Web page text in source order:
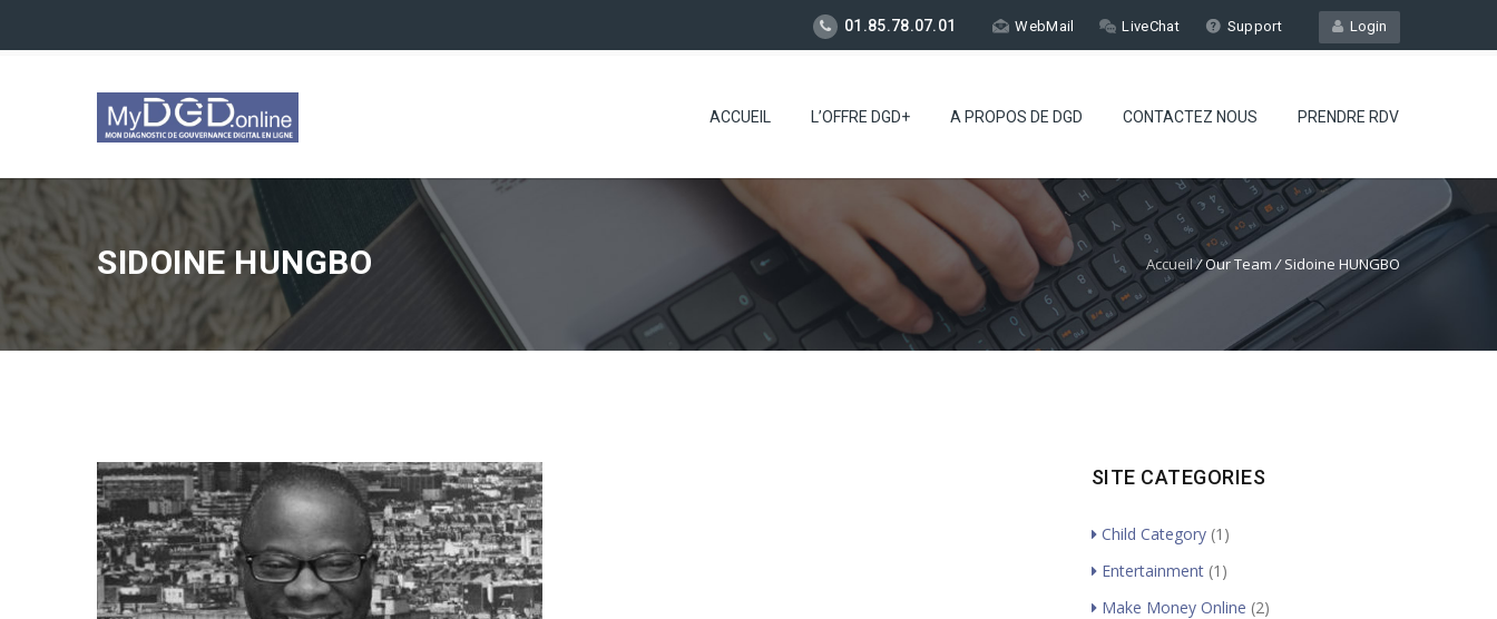
Login
01.85.78.07.01 WebMail LiveChat Support
ACCUEIL L’OFFRE DGD+ A PROPOS DE DGD CONTACTEZ NOUS PRENDRE RDV
SIDOINE HUNGBO Accueil/Our Team/ Sidoine HUNGBO
SITE CATEGORIES
Child Category(1)
Entertainment(1)
Make Money Online (2)